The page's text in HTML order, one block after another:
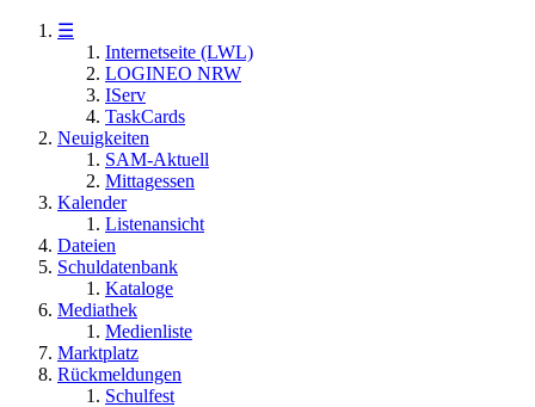
☰
Internetseite (LWL)
LOGINEO NRW
IServ
TaskCards
Neuigkeiten
SAM-Aktuell
Mittagessen
Kalender
Listenansicht
Dateien
Schuldatenbank
Kataloge
Mediathek
Medienliste
Marktplatz
Rückmeldungen
Schulfest